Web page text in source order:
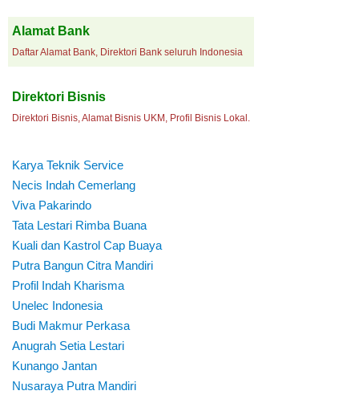
Alamat Bank
Daftar Alamat Bank, Direktori Bank seluruh Indonesia
Direktori Bisnis
Direktori Bisnis, Alamat Bisnis UKM, Profil Bisnis Lokal.
Karya Teknik Service
Necis Indah Cemerlang
Viva Pakarindo
Tata Lestari Rimba Buana
Kuali dan Kastrol Cap Buaya
Putra Bangun Citra Mandiri
Profil Indah Kharisma
Unelec Indonesia
Budi Makmur Perkasa
Anugrah Setia Lestari
Kunango Jantan
Nusaraya Putra Mandiri